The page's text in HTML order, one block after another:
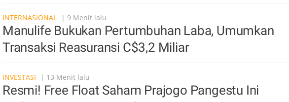
INTERNASIONAL | 9 Menit lalu
Manulife Bukukan Pertumbuhan Laba, Umumkan
Transaksi Reasuransi C$3,2 Miliar
INVESTASI | 13 Menit lalu
Resmi! Free Float Saham Prajogo Pangestu Ini